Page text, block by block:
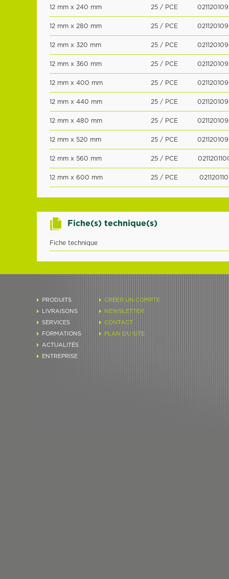
12 mm x 240 mm 25 / PCE
12 mm x 280 mm 25 / PCE
12 mm x 320 mm 25 / PCE
12 mm x 360 mm 25 / PCE
12 mm x 400 mm 25 / PCE
12 mm x 440 mm 25 / PCE
12 mm x 480 mm 25 / PCE
12 mm x 520 mm 25 / PCE
12 mm x 560 mm 25 / PCE
12 mm x 600 mm 25 / PCE
Fiche(s) technique(s)
Fiche technique
PRODUITS
LIVRAISONS
SERVICES
FORMATIONS
ACTUALITÉS
ENTREPRISE
CRÉER UN COMPTE
NEWSLETTER
CONTACT
PLAN DU SITE